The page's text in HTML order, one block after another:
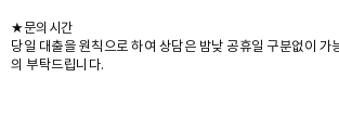
★문의시간
당일 대출을 원칙으로 하여 상담은 밤낮 공휴일 구분없이 가
의 부탁드립니다.